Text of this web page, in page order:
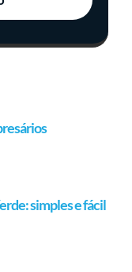
simples e fácil